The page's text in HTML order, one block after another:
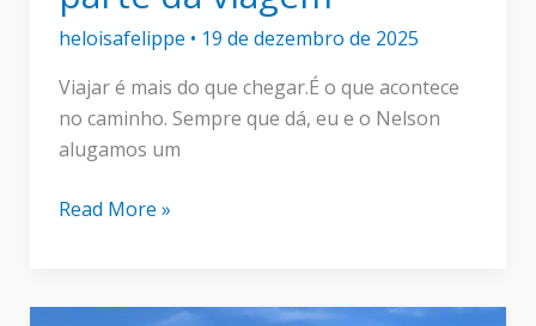
heloisafelippe • 19 de dezembro de 2025
Viajar é mais do que chegar.É o que acontece
no caminho. Sempre que dá, eu e o Nelson
alugamos um
Viagem
pela
Read More »